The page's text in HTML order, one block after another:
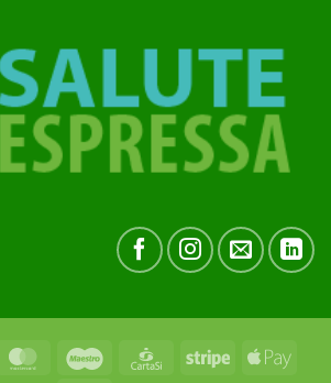
MasterCardMaestro CartaSi Stripe
Apple